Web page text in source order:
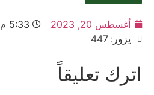
أغسطس 20, 2023 5:33 م
يزور: 447
اترك تعليقاً